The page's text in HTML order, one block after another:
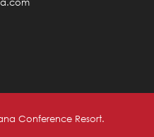
Conference Resort.